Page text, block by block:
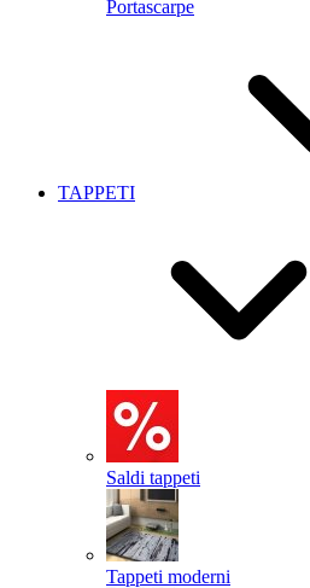
Portascarpe
TAPPETI
Saldi tappeti
Tappeti moderni